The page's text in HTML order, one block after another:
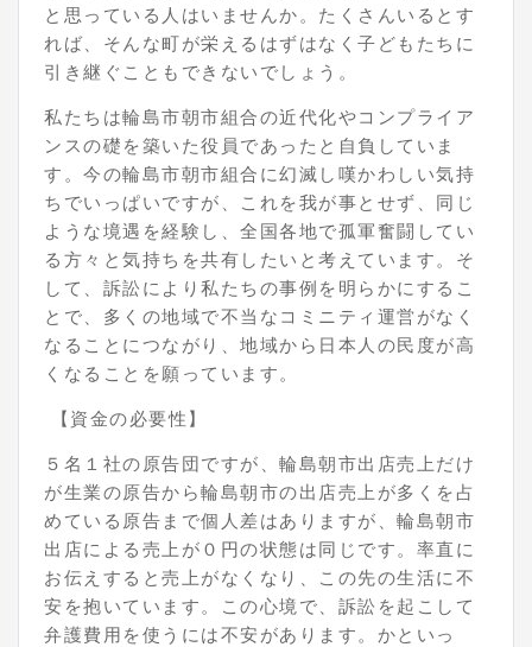
と思っている人はいませんか。たくさんいるとす
れば、そんな町が栄えるはずはなく子どもたちに
引き継ぐこともできないでしょう。
私たちは輪島市朝市組合の近代化やコンプライア
ンスの礎を築いた役員であったと自負していま
す。今の輪島市朝市組合に幻滅し嘆かわしい気持
ちでいっぱいですが、これを我が事とせず、同じ
ような境遇を経験し、全国各地で孤軍奮闘してい
る方々と気持ちを共有したいと考えています。そ
して、訴訟により私たちの事例を明らかにするこ
とで、多くの地域で不当なコミニティ運営がなく
なることにつながり、地域から日本人の民度が高
くなることを願っています。
【資金の必要性】
５名１社の原告団ですが、輪島朝市出店売上だけ
が生業の原告から輪島朝市の出店売上が多くを占
めている原告まで個人差はありますが、輪島朝市
出店による売上が０円の状態は同じです。率直に
お伝えすると売上がなくなり、この先の生活に不
安を抱いています。この心境で、訴訟を起こして
弁護費用を使うには不安があります。かといっ